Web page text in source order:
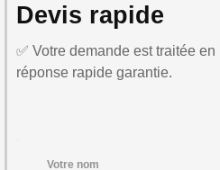
Devis rapide
✅ Votre demande est traitée
réponse rapide garantie.
Votre nom